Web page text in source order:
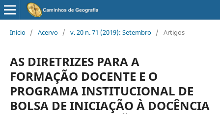
Início / Acervo / v. 20 n. 71 (2019): Setembro / Artigos
AS DIRETRIZES PARA A
FORMAÇÃO DOCENTE E O
PROGRAMA INSTITUCIONAL DE
BOLSA DE INICIAÇÃO À DOCÊNCIA